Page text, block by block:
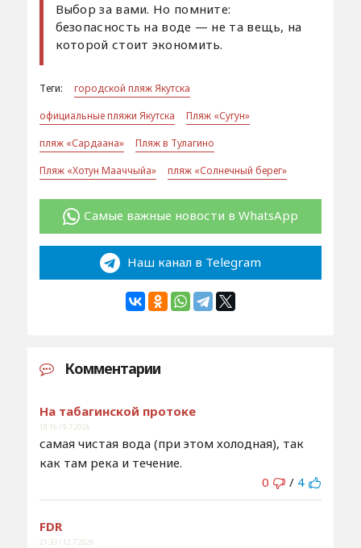
Выбор за вами. Но помните:
безопасность на воде — не та вещь, на
которой стоит экономить.
Теги:
городской пляж Якутска
официальные пляжи Якутска
Пляж «Сугун»
пляж «Сардаана»
Пляж в Тулагино
Пляж «Хотун Мааччыйа»
пляж «Солнечный берег»
Самые важные новости в WhatsApp
Наш канал в Telegram
Комментарии
На табагинской протоке
18:16 / 9.7.2026
самая чистая вода (при этом холодная), так
как там река и течение.
0
/ 4
FDR
21:33 / 12.7.2026